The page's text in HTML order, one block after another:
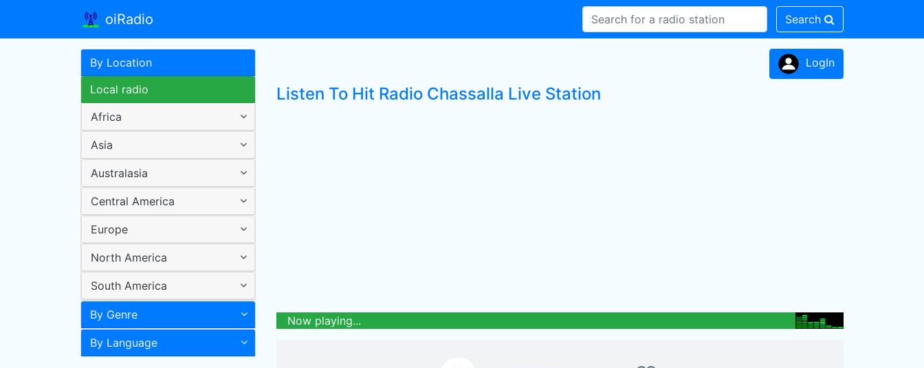
oiRadio Search
By Location
Local radio
Africa
Asia
Australasia
Central America
Europe
North America
South America
By Genre
By Language
LogIn
Listen To Hit Radio Chassalla Live Station
Now playing...